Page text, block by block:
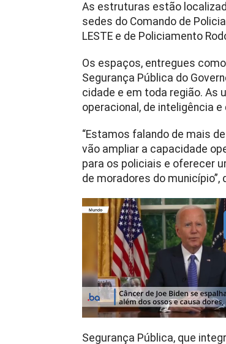
As estruturas estão
sedes do Comando de
LESTE e de Policiamento
Os espaços, entregues
Segurança Pública do
cidade e em toda região. As
operacional, de inteligência
“Estamos falando de mais
vão ampliar a capacidade
para os policiais e oferecer
de moradores do
Segurança Pública, que